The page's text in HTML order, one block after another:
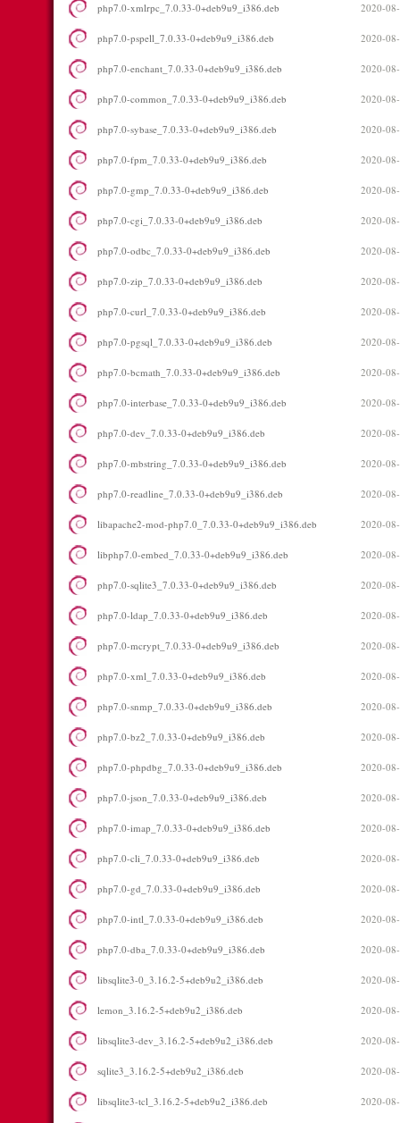
php7.0-xmlrpc_7.0.33-0+deb9u9_i386.deb 2020-
php7.0-pspell_7.0.33-0+deb9u9_i386.deb 2020-
php7.0-enchant_7.0.33-0+deb9u9_i386.deb 2020-
php7.0-common_7.0.33-0+deb9u9_i386.deb 2020-
php7.0-sybase_7.0.33-0+deb9u9_i386.deb 2020-
php7.0-fpm_7.0.33-0+deb9u9_i386.deb 2020-
php7.0-gmp_7.0.33-0+deb9u9_i386.deb 2020-
php7.0-cgi_7.0.33-0+deb9u9_i386.deb 2020-
php7.0-odbc_7.0.33-0+deb9u9_i386.deb 2020-
php7.0-zip_7.0.33-0+deb9u9_i386.deb 2020-
php7.0-curl_7.0.33-0+deb9u9_i386.deb 2020-
php7.0-pgsql_7.0.33-0+deb9u9_i386.deb 2020-
php7.0-bcmath_7.0.33-0+deb9u9_i386.deb 2020-
php7.0-interbase_7.0.33-0+deb9u9_i386.deb 2020-
php7.0-dev_7.0.33-0+deb9u9_i386.deb 2020-
php7.0-mbstring_7.0.33-0+deb9u9_i386.deb 2020-
php7.0-readline_7.0.33-0+deb9u9_i386.deb 2020-
libapache2-mod-php7.0_7.0.33-0+deb9u9_i386.deb 2020-
libphp7.0-embed_7.0.33-0+deb9u9_i386.deb 2020-
php7.0-sqlite3_7.0.33-0+deb9u9_i386.deb 2020-
php7.0-ldap_7.0.33-0+deb9u9_i386.deb 2020-
php7.0-mcrypt_7.0.33-0+deb9u9_i386.deb 2020-
php7.0-xml_7.0.33-0+deb9u9_i386.deb 2020-
php7.0-snmp_7.0.33-0+deb9u9_i386.deb 2020-
php7.0-bz2_7.0.33-0+deb9u9_i386.deb 2020-
php7.0-phpdbg_7.0.33-0+deb9u9_i386.deb 2020-
php7.0-json_7.0.33-0+deb9u9_i386.deb 2020-
php7.0-imap_7.0.33-0+deb9u9_i386.deb 2020-
php7.0-cli_7.0.33-0+deb9u9_i386.deb 2020-
php7.0-gd_7.0.33-0+deb9u9_i386.deb 2020-
php7.0-intl_7.0.33-0+deb9u9_i386.deb 2020-
php7.0-dba_7.0.33-0+deb9u9_i386.deb 2020-
libsqlite3-0_3.16.2-5+deb9u2_i386.deb 2020-
lemon_3.16.2-5+deb9u2_i386.deb 2020-
libsqlite3-dev_3.16.2-5+deb9u2_i386.deb 2020-
sqlite3_3.16.2-5+deb9u2_i386.deb 2020-
libsqlite3-tcl_3.16.2-5+deb9u2_i386.deb 2020-